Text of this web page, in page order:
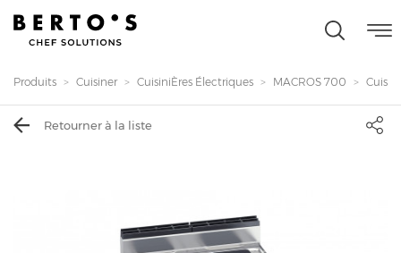
Produits Cuisiner CuisiniÈres Électriques MACROS 700
Retourner à la liste